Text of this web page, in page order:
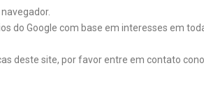
do Google com base em interesses em
deste site, por favor entre em contato